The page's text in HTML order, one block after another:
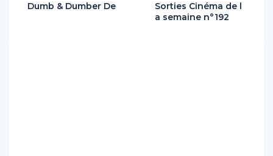
Dumb & Dumber De
Sorties Cinéma de l
a semaine n°192